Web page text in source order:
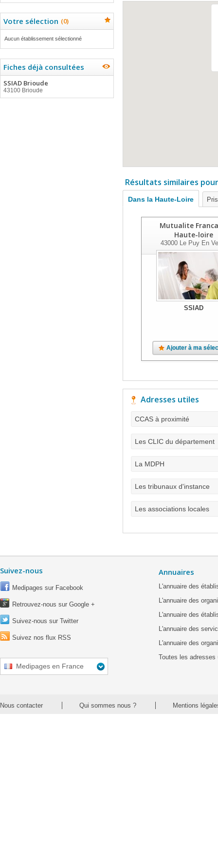
Votre sélection (0)
Aucun établissement sélectionné
Fiches déjà consultées
SSIAD Brioude
43100 Brioude
Résultats similaires
Dans la Haute-Loire
Mutualite
Haute-loire
43000Le Puy En
SSIAD
Ajouter à ma
Adresses utiles
CCAS à proximité
Les CLIC du département
La MDPH
Les tribunaux d'instance
Les associations locales
Suivez-nous
Medipages sur Facebook
Retrouvez-nous sur Google +
Suivez-nous sur Twitter
Suivez nos flux RSS
Medipages en France
Annuaires
L'annuaire des
L'annuaire des
L'annuaire des
L'annuaire des
L'annuaire des
Toutes les adresses
Nous contacter Qui sommes nous ? Mentions